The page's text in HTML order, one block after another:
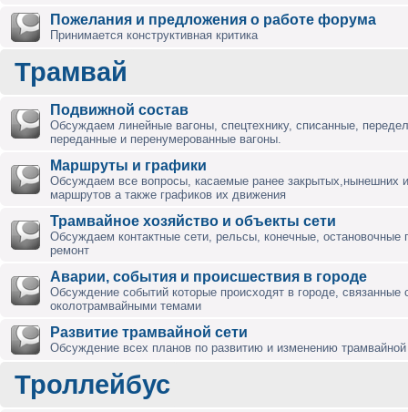
Пожелания и предложения о работе форума
Принимается конструктивная критика
Трамвай
Подвижной состав
Обсуждаем линейные вагоны, спецтехнику, списанные,
переданные и перенумерованные вагоны.
Маршруты и графики
Обсуждаем все вопросы, касаемые ранее закрытых,нынешних
маршрутов а также графиков их движения
Трамвайное хозяйство и объекты сети
Обсуждаем контактные сети, рельсы, конечные, остановочные
ремонт
Аварии, события и происшествия в городе
Обсуждение событий которые происходят в городе, связанные
околотрамвайными темами
Развитие трамвайной сети
Обсуждение всех планов по развитию и изменению трамвайной
Троллейбус